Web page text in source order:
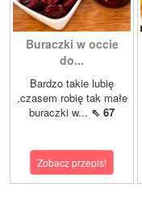
Buraczki w occie
do...
Bardzo takie lubię
,czasem robię tak małe
buraczki w... ⇖ 67
Zobacz przepis!